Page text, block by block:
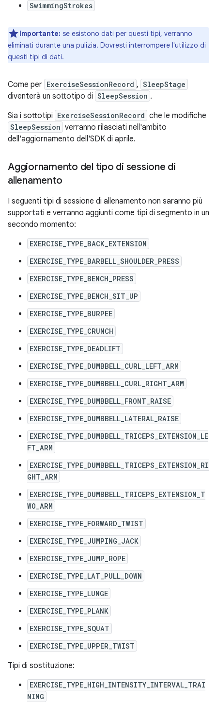
SwimmingStrokes
Importante: se esistono dati per questi tipi, verranno
eliminati durante una pulizia. Dovresti interrompere l'utilizzo di
questi tipi di dati.
Come per ExerciseSessionRecord , SleepStage
diventerà un sottotipo di SleepSession .
Sia i sottotipi ExerciseSessionRecord che le modifiche
SleepSession verranno rilasciati nell'ambito
dell'aggiornamento dell'SDK di aprile.
Aggiornamento del tipo di sessione di
allenamento
I seguenti tipi di sessione di allenamento non saranno più
supportati e verranno aggiunti come tipi di segmento in un
secondo momento:
EXERCISE_TYPE_BACK_EXTENSION
EXERCISE_TYPE_BARBELL_SHOULDER_PRESS
EXERCISE_TYPE_BENCH_PRESS
EXERCISE_TYPE_BENCH_SIT_UP
EXERCISE_TYPE_BURPEE
EXERCISE_TYPE_CRUNCH
EXERCISE_TYPE_DEADLIFT
EXERCISE_TYPE_DUMBBELL_CURL_LEFT_ARM
EXERCISE_TYPE_DUMBBELL_CURL_RIGHT_ARM
EXERCISE_TYPE_DUMBBELL_FRONT_RAISE
EXERCISE_TYPE_DUMBBELL_LATERAL_RAISE
EXERCISE_TYPE_DUMBBELL_TRICEPS_EXTENSION_LE
FT_ARM
EXERCISE_TYPE_DUMBBELL_TRICEPS_EXTENSION_RI
GHT_ARM
EXERCISE_TYPE_DUMBBELL_TRICEPS_EXTENSION_T
WO_ARM
EXERCISE_TYPE_FORWARD_TWIST
EXERCISE_TYPE_JUMPING_JACK
EXERCISE_TYPE_JUMP_ROPE
EXERCISE_TYPE_LAT_PULL_DOWN
EXERCISE_TYPE_LUNGE
EXERCISE_TYPE_PLANK
EXERCISE_TYPE_SQUAT
EXERCISE_TYPE_UPPER_TWIST
Tipi di sostituzione:
EXERCISE_TYPE_HIGH_INTENSITY_INTERVAL_TRAI
NING